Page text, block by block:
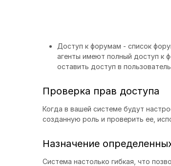
Доступ к форумам - список
агенты имеют полный доступ к
оставить доступ в
Проверка прав доступа
Когда в вашей системе будут
созданную роль и проверить ее,
Назначение
Система настолько гибкая, что